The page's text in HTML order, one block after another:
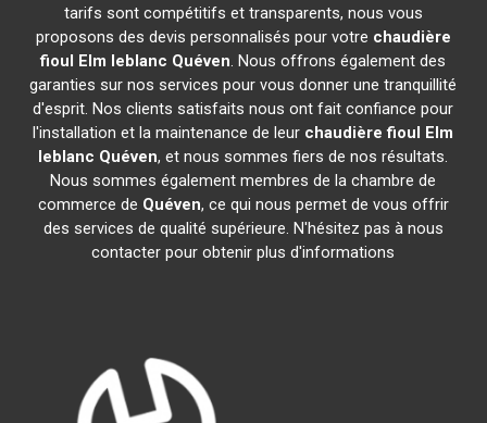
tarifs sont compétitifs et transparents, nous vous
proposons des devis personnalisés pour votre chaudière
fioul Elm leblanc Quéven. Nous offrons également des
garanties sur nos services pour vous donner une tranquillité
d'esprit. Nos clients satisfaits nous ont fait confiance pour
l'installation et la maintenance de leur chaudière fioul Elm
leblanc Quéven, et nous sommes fiers de nos résultats.
Nous sommes également membres de la chambre de
commerce de Quéven, ce qui nous permet de vous offrir
des services de qualité supérieure. N'hésitez pas à nous
contacter pour obtenir plus d'informations